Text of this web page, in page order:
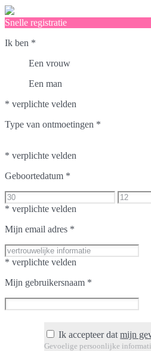
Snelle registratie
Ik ben *
Een vrouw
Een man
* verplichte velden
Type van ontmoetingen *
* verplichte velden
Geboortedatum *
* verplichte velden
Mijn email adres *
* verplichte velden
Mijn gebruikersnaam *
Ik accepteer datmijn
Gevoelige persoonlijke